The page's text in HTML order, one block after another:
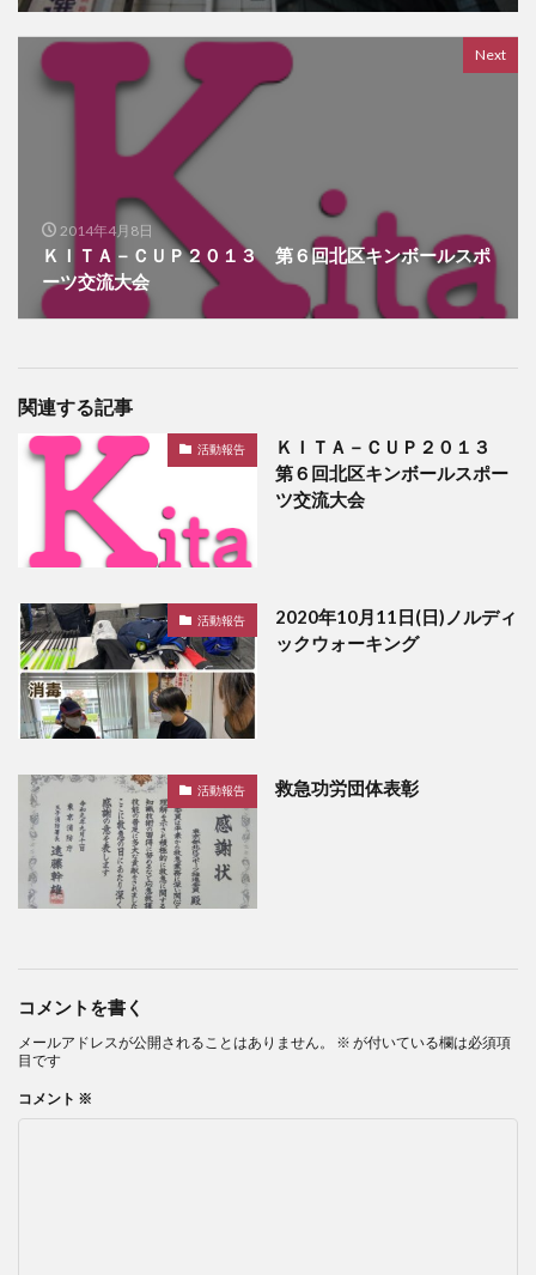
Next
2014年4月8日
ＫＩＴＡ－ＣＵＰ２０１３ 第６回北区キンボールスポ
ーツ交流大会
関連する記事
活動報告
ＫＩＴＡ－ＣＵＰ２０１３
第６回北区キンボールスポー
ツ交流大会
活動報告
2020年10月11日(日)ノルディ
ックウォーキング
活動報告 救急功労団体表彰
コメントを書く
メールアドレスが公開されることはありません。 ※ が付いている欄は必須項
目です
コメント ※